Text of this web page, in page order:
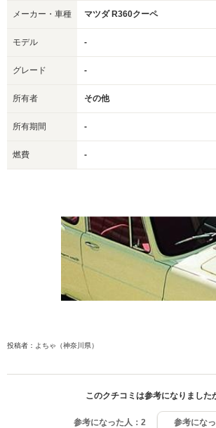
メーカー・車種 マツダ R360クーペ
モデル -
グレード -
所有者 その他
所有期間 -
燃費 -
投稿者：よちゃ（神奈川県）
このクチコミは参考になりました
参考になった人： 2 参考にな